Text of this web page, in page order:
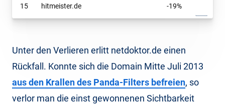
15 hitmeister.de -19%
Unter den Verlieren erlitt netdoktor.de einen
Rückfall. Konnte sich die Domain Mitte Juli 2013
aus den Krallen des Panda-Filters befreien, so
verlor man die einst gewonnenen Sichtbarkeit